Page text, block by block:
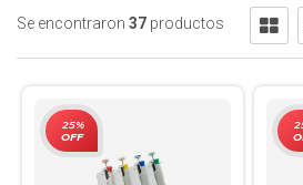
Se encontraron 37 productos
25%
OFF